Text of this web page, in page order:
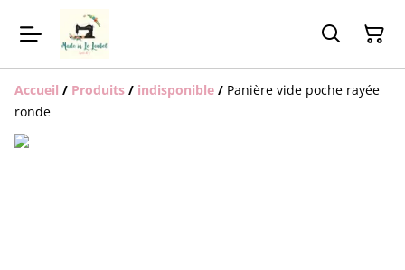
Accueil / Produits / indisponible / Panière vide poche rayée
ronde